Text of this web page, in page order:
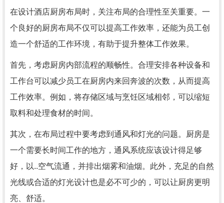
在设计酒店厨房布局时，关注布局的合理性至关重要。一
个良好的厨房布局不仅可以提高工作效率，还能为员工创
造一个舒适的工作环境，有助于提升整体工作效果。
首先，考虑厨房内部流程的顺畅性。合理安排各种设备和
工作台可以减少员工在厨房内来回奔波的次数，从而提高
工作效率。例如，将存储区域与烹饪区域相邻，可以缩短
取料和处理食材的时间。
其次，在布局过程中要考虑到通风和灯光的问题。厨房是
一个需要长时间工作的地方，通风系统应该设计得足够
好，以..空气流通，并排出烟雾和油烟。此外，充足的自然
光线或合适的灯光设计也是必不可少的，可以让厨房更明
亮、舒适。